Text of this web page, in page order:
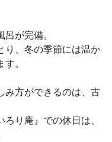
が完備。
り、冬の季節には温か
。
み方ができるのは、古
り庵』での休日は、